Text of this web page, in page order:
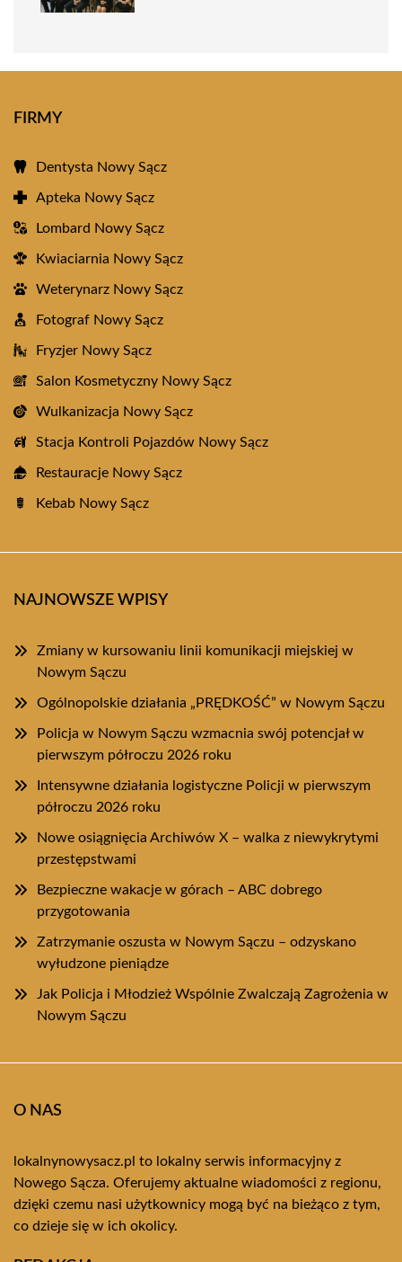
FIRMY
Dentysta Nowy Sącz
Apteka Nowy Sącz
Lombard Nowy Sącz
Kwiaciarnia Nowy Sącz
Weterynarz Nowy Sącz
Fotograf Nowy Sącz
Fryzjer Nowy Sącz
Salon Kosmetyczny Nowy Sącz
Wulkanizacja Nowy Sącz
Stacja Kontroli Pojazdów Nowy Sącz
Restauracje Nowy Sącz
Kebab Nowy Sącz
NAJNOWSZE WPISY
Zmiany w kursowaniu linii komunikacji miejskiej w
Nowym Sączu
Ogólnopolskie działania „PRĘDKOŚĆ” w Nowym Sączu
Policja w Nowym Sączu wzmacnia swój potencjał w
pierwszym półroczu 2026 roku
Intensywne działania logistyczne Policji w pierwszym
półroczu 2026 roku
Nowe osiągnięcia Archiwów X – walka z niewykrytymi
przestępstwami
Bezpieczne wakacje w górach – ABC dobrego
przygotowania
Zatrzymanie oszusta w Nowym Sączu – odzyskano
wyłudzone pieniądze
Jak Policja i Młodzież Wspólnie Zwalczają Zagrożenia w
Nowym Sączu
O NAS
lokalnynowysacz.pl to lokalny serwis informacyjny z
Nowego Sącza. Oferujemy aktualne wiadomości z regionu,
dzięki czemu nasi użytkownicy mogą być na bieżąco z tym,
co dzieje się w ich okolicy.